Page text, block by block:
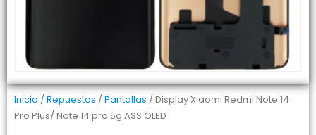
Inicio / Repuestos / Pantallas / Display Xiaomi Redmi Note 14
Pro Plus/ Note 14 pro 5g ASS OLED